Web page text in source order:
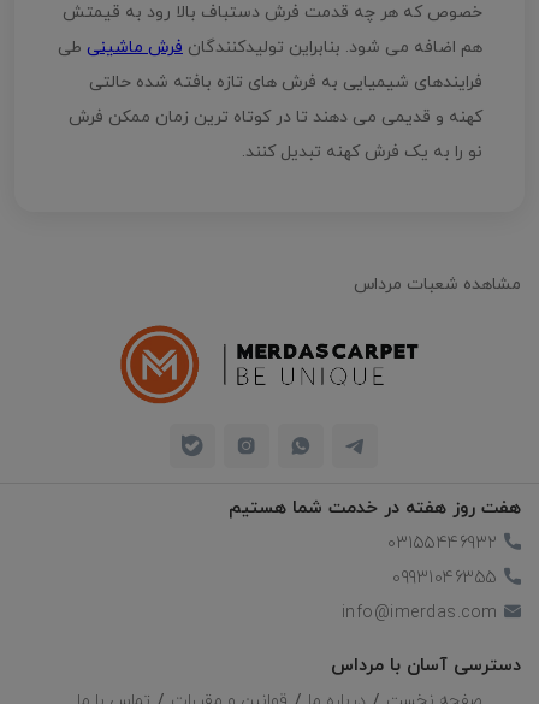
خصوص که هر چه قدمت فرش دستباف بالا رود به قیمتش
هم اضافه می شود. بنابراین تولیدکنندگان فرش ماشینی طی
فرایندهای شیمیایی به فرش های تازه بافته شده حالتی
کهنه و قدیمی می دهند تا در کوتاه ترین زمان ممکن فرش
نو را به یک فرش کهنه تبدیل کنند.
مشاهده شعبات مرداس
هفت روز هفته در خدمت شما هستیم
03155446932
09931046355
info@imerdas.com
دسترسی آسان با مرداس